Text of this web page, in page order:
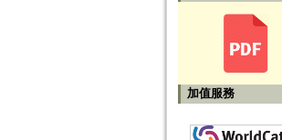
加值服務